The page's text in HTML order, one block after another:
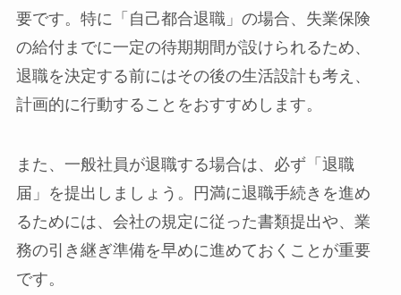
要です。特に「自己都合退職」の場合、失業保険
の給付までに一定の待期期間が設けられるため、
退職を決定する前にはその後の生活設計も考え、
計画的に行動することをおすすめします。
また、一般社員が退職する場合は、必ず「退職
届」を提出しましょう。円満に退職手続きを進め
るためには、会社の規定に従った書類提出や、業
務の引き継ぎ準備を早めに進めておくことが重要
です。